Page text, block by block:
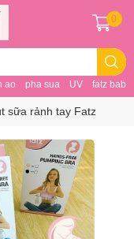
ao pha sua UV fatz baby
0
sữa rảnh tay Fatz